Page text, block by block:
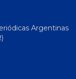
Argentinas